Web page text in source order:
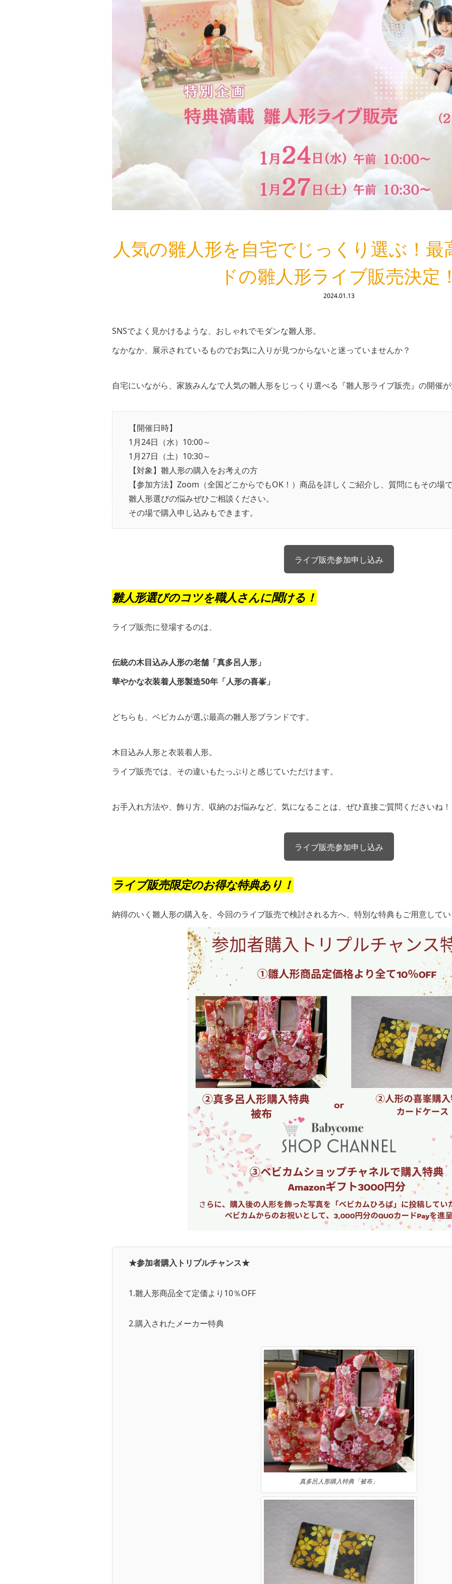
人気の雛人形を自宅でじっくり選ぶ！
ドの雛人形ライブ販売決定
2024.01.13
SNSでよく見かけるような、おしゃれでモダンな雛人形。
なかなか、展示されているものでお気に入りが見つからないと迷っていませんか？
自宅にいながら、家族みんなで人気の雛人形をじっくり選べる『雛人形ライブ販売』の開催
【開催日時】
1月24日（水）10:00～
1月27日（土）10:30～
【対象】雛人形の購入をお考えの方
【参加方法】Zoom（全国どこからでもOK！）商品を詳しくご紹介し、質問にもその場
雛人形選びの悩みぜひご相談ください。
その場で購入申し込みもできます。
ライブ販売参加申し込み
雛人形選びのコツを職人さんに聞ける！
ライブ販売に登場するのは、
伝統の木目込み人形の老舗「真多呂人形」
華やかな衣装着人形製造50年「人形の喜峯」
どちらも、ベビカムが選ぶ最高の雛人形ブランドです。
木目込み人形と衣装着人形。
ライブ販売では、その違いもたっぷりと感じていただけます。
お手入れ方法や、飾り方、収納のお悩みなど、気になることは、ぜひ直接ご質問くださいね！
ライブ販売参加申し込み
ライブ販売限定のお得な特典あり！
納得のいく雛人形の購入を、今回のライブ販売で検討される方へ、特別な特典もご用意して
★参加者購入トリプルチャンス★
1.雛人形商品全て定価より10％OFF
2.購入されたメーカー特典
真多呂人形購入特典「被布」